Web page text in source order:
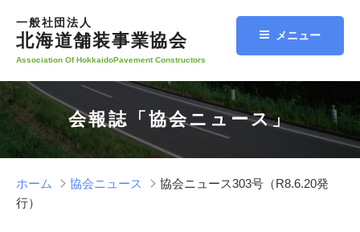
ツ
へ
ス
一般社団法人
北海道舗装事業協会
Association Of HokkaidoPavement Constructors
メニュー
会報誌「協会ニュース」
ホーム 協会ニュース
協会ニュース303号（R8.6.20発
行）